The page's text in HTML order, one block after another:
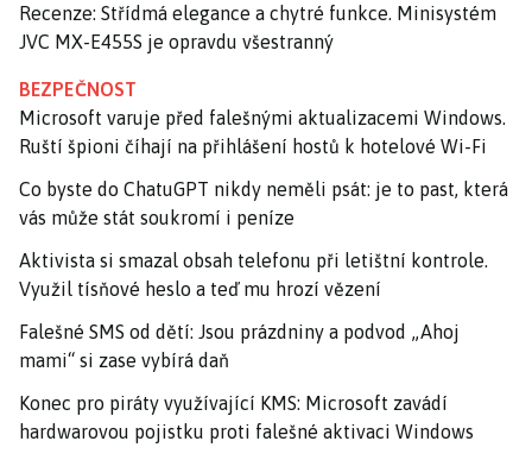
Recenze: Střídmá elegance a chytré funkce. Minisystém
JVC MX-E455S je opravdu všestranný
BEZPEČNOST
Microsoft varuje před falešnými aktualizacemi Windows.
Ruští špioni číhají na přihlášení hostů k hotelové Wi-Fi
Co byste do ChatuGPT nikdy neměli psát: je to past, která
vás může stát soukromí i peníze
Aktivista si smazal obsah telefonu při letištní kontrole.
Využil tísňové heslo a teď mu hrozí vězení
Falešné SMS od dětí: Jsou prázdniny a podvod „Ahoj
mami“ si zase vybírá daň
Konec pro piráty využívající KMS: Microsoft zavádí
hardwarovou pojistku proti falešné aktivaci Windows